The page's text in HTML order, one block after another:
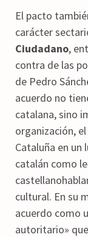
El pacto
carácter
Ciudadano,
contra de las
de Pedro
acuerdo no
catalana, sino
organización,
Cataluña en un
catalán como
cultural. En su
acuerdo como
autoritario»